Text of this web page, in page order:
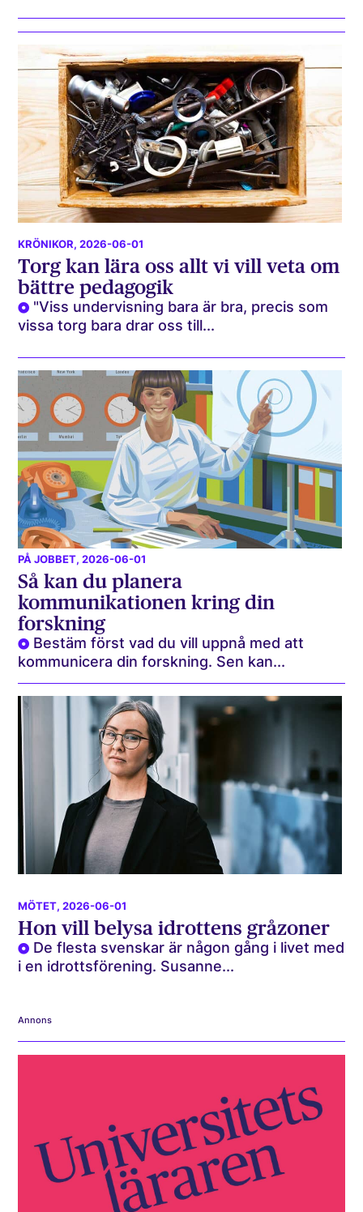
KRÖNIKOR, 2026-06-01
Torg kan lära oss allt vi vill veta om
bättre pedagogik
"Viss undervisning bara är bra, precis som
vissa torg bara drar oss till...
PÅ JOBBET, 2026-06-01
Så kan du planera
kommunikationen kring din
forskning
Bestäm först vad du vill uppnå med att
kommunicera din forskning. Sen kan...
MÖTET, 2026-06-01
Hon vill belysa idrottens gråzoner
De flesta svenskar är någon gång i livet med
i en idrottsförening. Susanne...
Annons